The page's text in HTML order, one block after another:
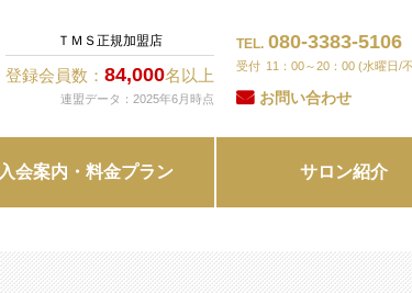
ＴＭＳ正規加盟店
登録会員数： 84,000名以上
連盟データ：2025年6月時点
TEL. 080-3383-5106
11：00～20：00 (水曜日/
お問い合わせ
入会案内・料金プラン サロン紹介